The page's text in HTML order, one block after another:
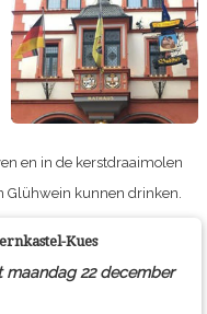
en in de kerstdraaimolen
Glühwein kunnen drinken.
Kues
22 december